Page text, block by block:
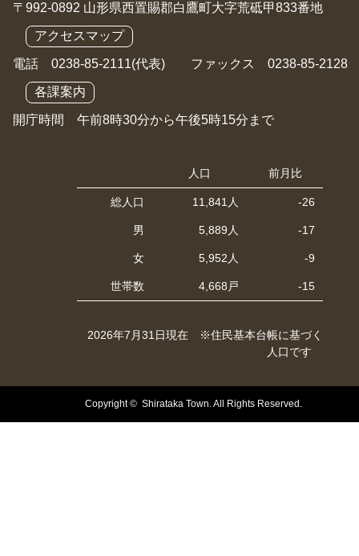
〒992-0892 山形県西置賜郡白鷹町大字荒砥甲833番地
アクセスマップ
電話 0238-85-2111(代表) ファックス 0238-85-2128
各課案内
開庁時間 午前8時30分から午後5時15分まで
人口 前月比
総人口 11,841人 -26
男 5,889人 -17
女 5,952人 -9
世帯数 4,668戸 -15
2026年7月31日現在 ※住民基本台帳に基づく
人口です
Copyright © Shirataka Town. All Rights Reserved.